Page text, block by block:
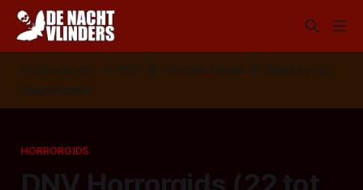
Volg ons op: 📣 RSS 📰 Google News 🦋 Bluesky
✉️
Nieuwsbrief
HORRORGIDS